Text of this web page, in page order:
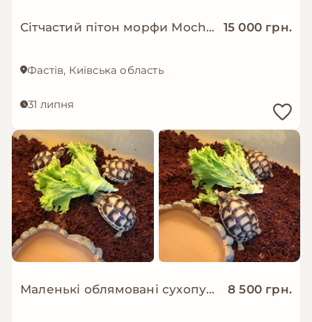
Сітчастий пітон морфи Mochino 15 000 грн.
Фастів, Київська область
31 липня
Маленькі облямовані сухопутні черепахи 8 500 грн.